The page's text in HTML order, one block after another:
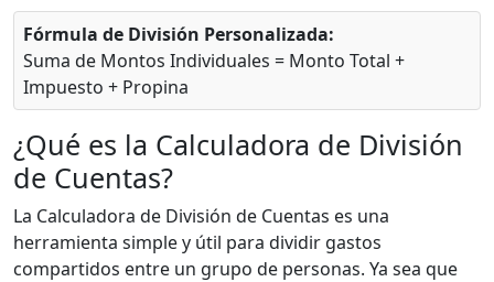
Fórmula de División Personalizada:
Suma de Montos Individuales = Monto Total +
Impuesto + Propina
¿Qué es la Calculadora de División
de Cuentas?
La Calculadora de División de Cuentas es una
herramienta simple y útil para dividir gastos
compartidos entre un grupo de personas. Ya sea que